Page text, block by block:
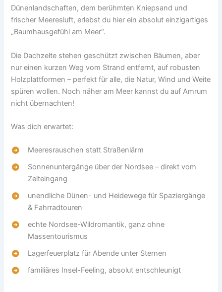
Dünenlandschaften, dem berühmten Kniepsand und
frischer Meeresluft, erlebst du hier ein absolut einzigartiges
„Baumhausgefühl am Meer“.
Die Dachzelte stehen geschützt zwischen Bäumen, aber
nur einen kurzen Weg vom Strand entfernt, auf robusten
Holzplattformen – perfekt für alle, die Natur, Wind und Weite
spüren wollen. Noch näher am Meer kannst du auf Amrum
nicht übernachten!
Was dich erwartet:
Meeresrauschen statt Straßenlärm
Sonnenuntergänge über der Nordsee – direkt vom
Zelteingang
unendliche Dünen- und Heidewege für Spaziergänge
& Fahrradtouren
echte Nordsee-Wildromantik, ganz ohne
Massentourismus
Lagerfeuerplatz für Abende unter Sternen
familiäres Insel-Feeling, absolut entschleunigt